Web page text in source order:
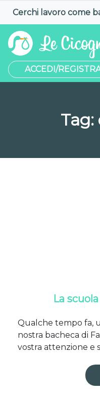
Cerchi lavoro come
ACCEDI/
Tag:
La
Qualche tempo fa,
nostra bacheca di
vostra attenzione e